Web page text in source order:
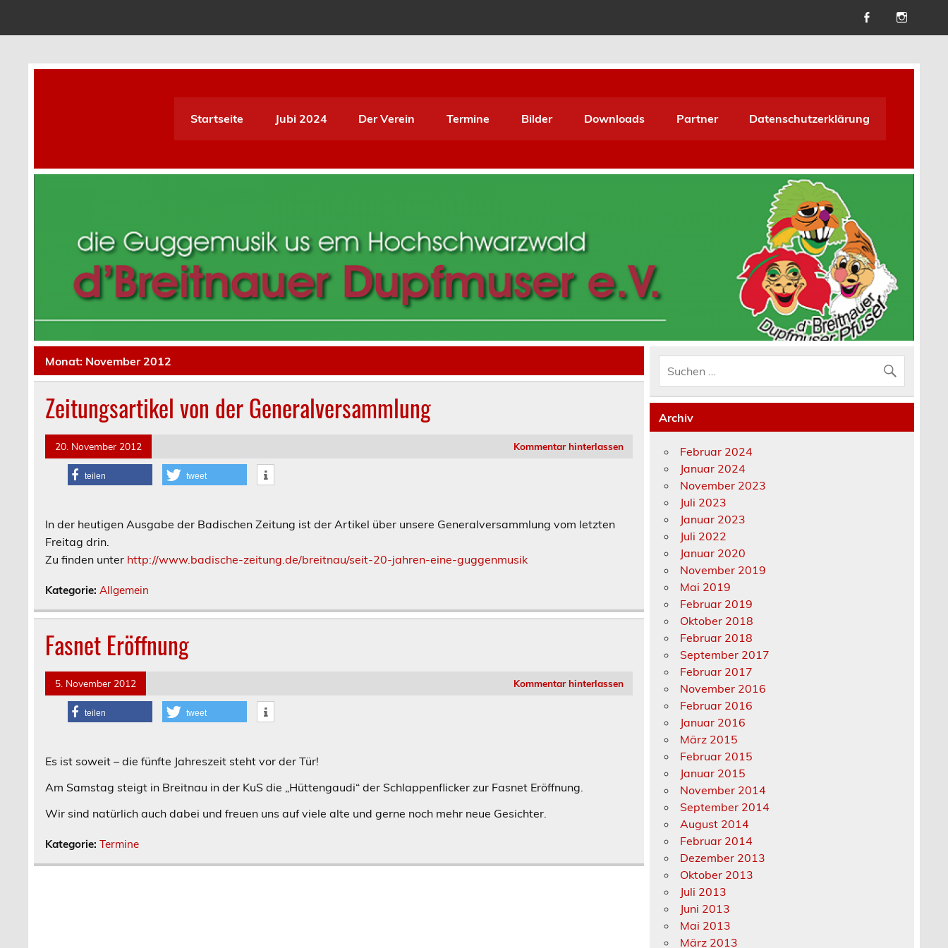
D´Breitnauer Dupfmuser Pfuser e.V.
Startseite Jubi 2024 Der Verein Termine Bilder Downloads Partner Datenschutzerklärung
Monat: November 2012
Zeitungsartikel von der Generalversammlung
20. November 2012 Kommentar hinterlassen
teilen tweet
In der heutigen Ausgabe der Badischen Zeitung ist der Artikel über unsere Generalversammlung vom letzten
Freitag drin.
Zu finden unter http://www.badische-zeitung.de/breitnau/seit-20-jahren-eine-guggenmusik
Kategorie:Allgemein
Fasnet Eröffnung
5. November 2012 Kommentar hinterlassen
teilen tweet
Es ist soweit – die fünfte Jahreszeit steht vor der Tür!
Am Samstag steigt in Breitnau in der KuS die „Hüttengaudi“ der Schlappenflicker zur Fasnet Eröffnung.
Wir sind natürlich auch dabei und freuen uns auf viele alte und gerne noch mehr neue Gesichter.
Kategorie:Termine
Archiv
Februar 2024
Januar 2024
November 2023
Juli 2023
Januar 2023
Juli 2022
Januar 2020
November 2019
Mai 2019
Februar 2019
Oktober 2018
Februar 2018
September 2017
Februar 2017
November 2016
Februar 2016
Januar 2016
März 2015
Februar 2015
Januar 2015
November 2014
September 2014
August 2014
Februar 2014
Dezember 2013
Oktober 2013
Juli 2013
Juni 2013
Mai 2013
März 2013